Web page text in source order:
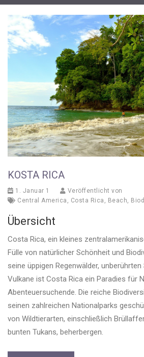
KOSTA RICA
1. Januar 1
Veröffentlicht von
Central America , Costa Rica , Beach,
Übersicht
Costa Rica, ein kleines
Fülle von natürlicher Schönheit und
seine üppigen Regenwälder,
Vulkane ist Costa Rica ein Paradies für
Abenteuersuchende. Die reiche
seinen zahlreichen Nationalparks
von Wildtierarten, einschließlich
bunten Tukans, beherbergen.